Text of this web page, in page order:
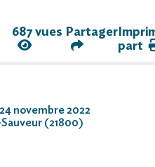
687 vues Partager
part
24 novembre 2022
(21800)